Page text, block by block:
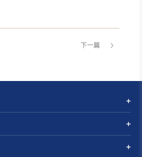
下一篇